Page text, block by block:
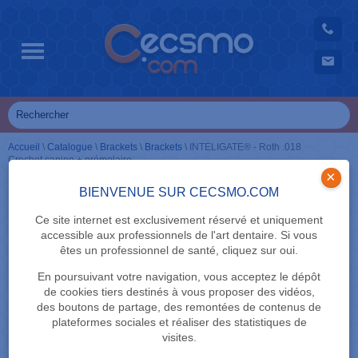
BIENVENUE SUR CECSMO.COM
Ce site internet est exclusivement réservé et uniquement
accessible aux professionnels de l'art dentaire. Si vous
êtes un professionnel de santé, cliquez sur oui.
En poursuivant votre navigation, vous acceptez le dépôt
de cookies tiers destinés à vous proposer des vidéos,
des boutons de partage, des remontées de contenus de
plateformes sociales et réaliser des statistiques de
visites.
×
Accueil \ Catalogue \ Brackets \ Brackets \ INTELIGATE® - Roth .018
Crochet canine + prémolaire